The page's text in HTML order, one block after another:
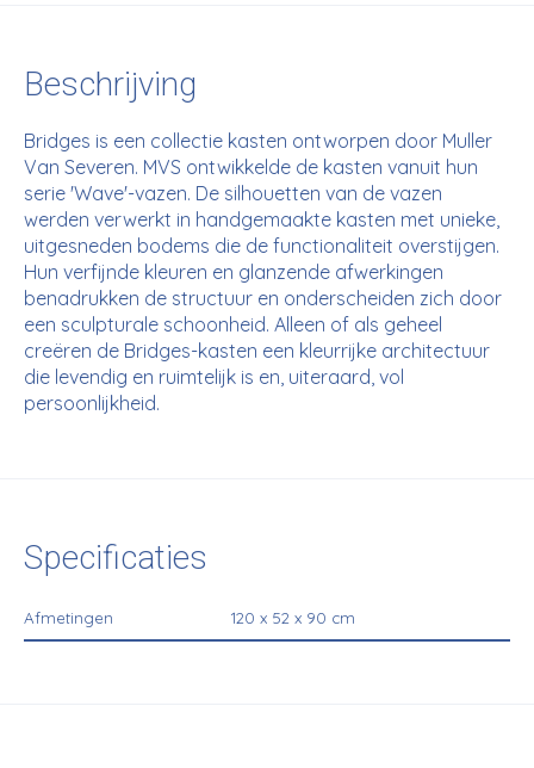
Beschrijving
Bridges is een collectie kasten ontworpen door Muller
Van Severen. MVS ontwikkelde de kasten vanuit hun
serie 'Wave'-vazen. De silhouetten van de vazen
werden verwerkt in handgemaakte kasten met unieke,
uitgesneden bodems die de functionaliteit overstijgen.
Hun verfijnde kleuren en glanzende afwerkingen
benadrukken de structuur en onderscheiden zich door
een sculpturale schoonheid. Alleen of als geheel
creëren de Bridges-kasten een kleurrijke architectuur
die levendig en ruimtelijk is en, uiteraard, vol
persoonlijkheid.
Specificaties
Afmetingen 120 x 52 x 90 cm